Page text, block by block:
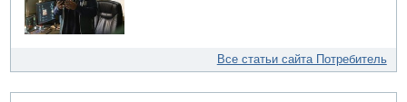
Все статьи сайта Потребитель